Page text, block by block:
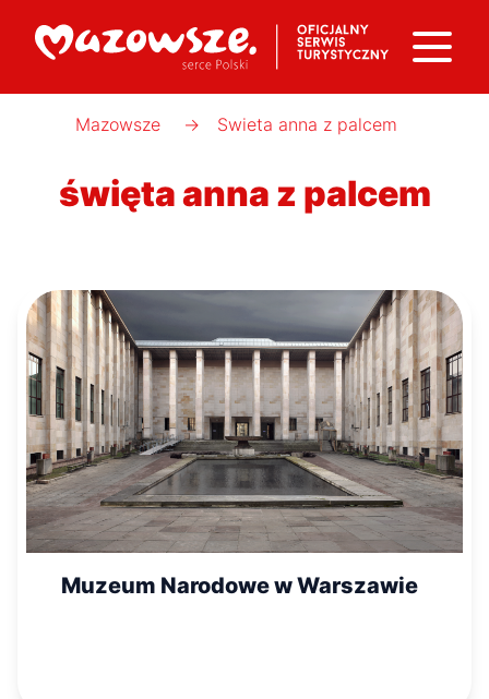
Mazowsze → Swieta anna z palcem
święta anna z palcem
Muzeum Narodowe w Warszawie